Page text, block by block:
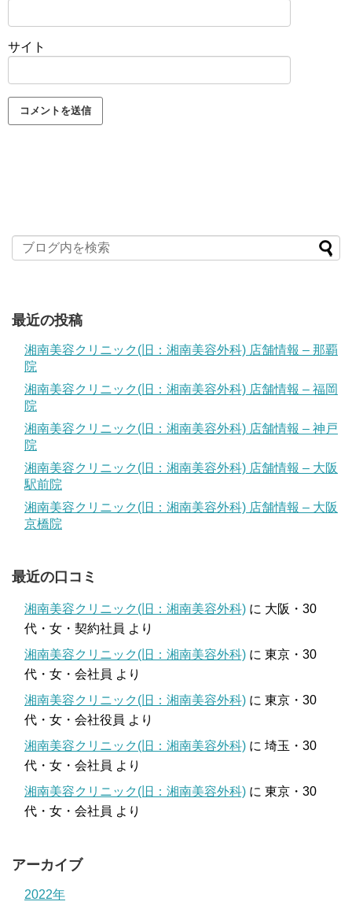
サイト
最近の投稿
湘南美容クリニック(旧：湘南美容外科) 店舗情報 – 那覇
院
湘南美容クリニック(旧：湘南美容外科) 店舗情報 – 福岡
院
湘南美容クリニック(旧：湘南美容外科) 店舗情報 – 神戸
院
湘南美容クリニック(旧：湘南美容外科) 店舗情報 – 大阪
駅前院
湘南美容クリニック(旧：湘南美容外科) 店舗情報 – 大阪
京橋院
最近の口コミ
湘南美容クリニック(旧：湘南美容外科) に 大阪・30
代・女・契約社員 より
湘南美容クリニック(旧：湘南美容外科) に 東京・30
代・女・会社員 より
湘南美容クリニック(旧：湘南美容外科) に 東京・30
代・女・会社役員 より
湘南美容クリニック(旧：湘南美容外科) に 埼玉・30
代・女・会社員 より
湘南美容クリニック(旧：湘南美容外科) に 東京・30
代・女・会社員 より
アーカイブ
2022年